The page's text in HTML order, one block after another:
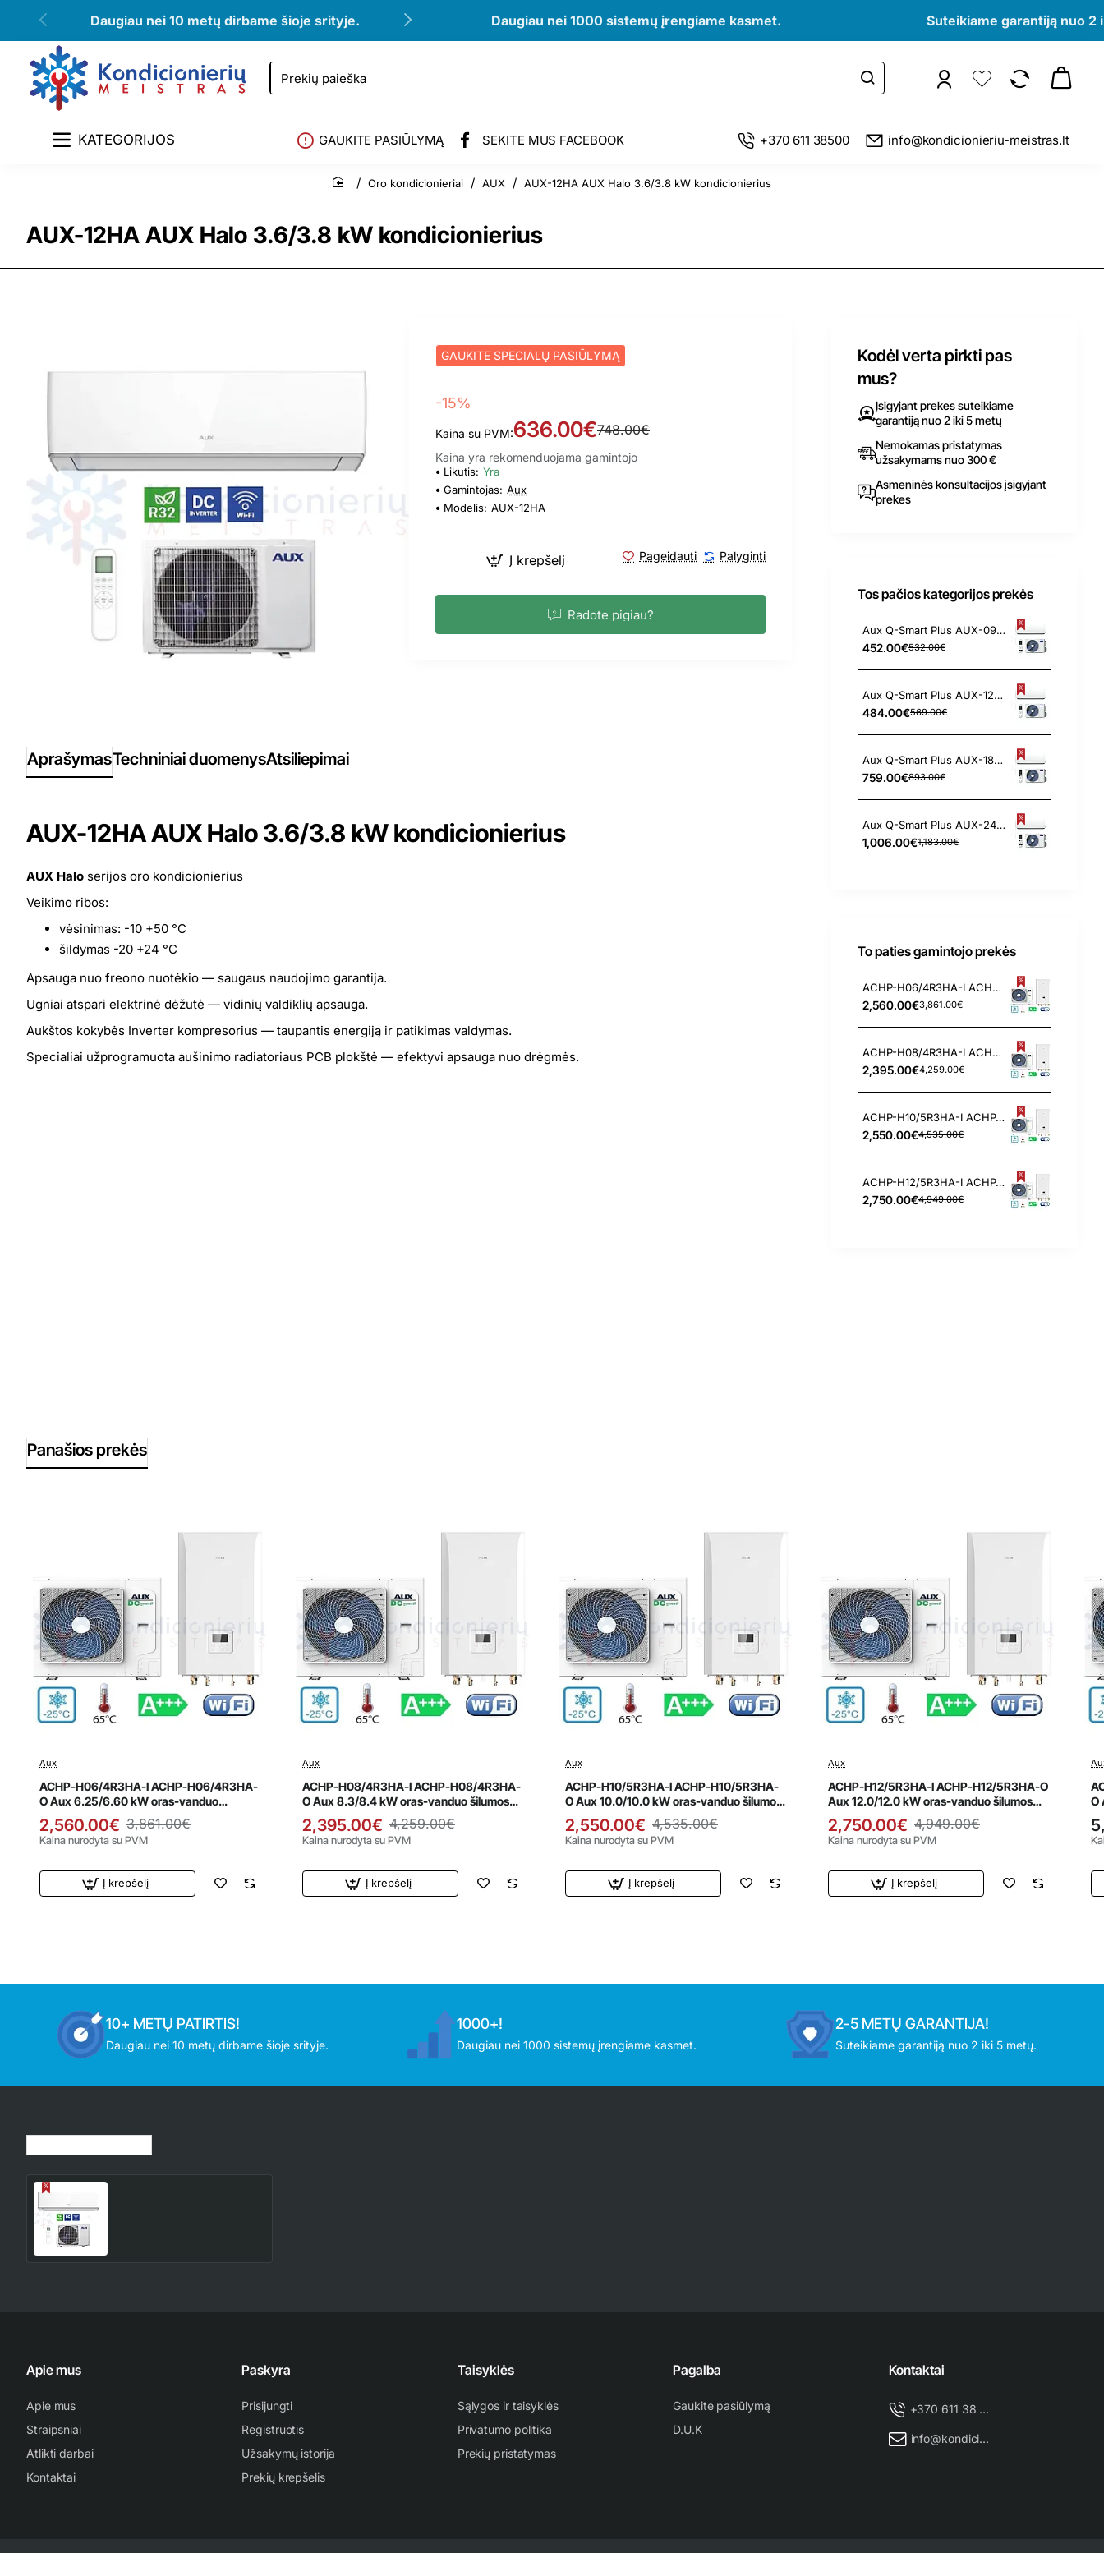
Daugiau nei 10 metų dirbame šioje srityje. Daugiau nei 1000 sistemų įrengiame kasmet. Suteikiame garantiją nuo 2
Prekių
paieška
KATEGORIJOS GAUKITE PASIŪLYMĄ SEKITE MUS FACEBOOK +370 611 38500 info@kondicionieriu-meistras.lt
AUX-12HA AUX Halo 3.6/3.8 kW kondicionierius
home
Oro kondicionieriai AUX AUX-12HA AUX Halo 3.6/3.8 kW kondicionierius
GAUKITE SPECIALŲ PASIŪLYMĄ
-15%
Kaina su PVM:636.00€748.00€
Kaina yra rekomenduojama gamintojo
Likutis: Yra
Gamintojas: Aux
Modelis: AUX-12HA
Į krepšelį
Radote pigiau?
Pageidauti Palyginti
AprašymasTechniniai duomenysAtsiliepimai
AUX-12HA AUX Halo 3.6/3.8 kW kondicionierius
AUX Halo serijos oro kondicionierius
Veikimo ribos:
vėsinimas: -10 +50 °C
šildymas -20 +24 °C
Apsauga nuo freono nuotėkio — saugaus naudojimo garantija.
Ugniai atspari elektrinė dėžutė — vidinių valdiklių apsauga.
Aukštos kokybės Inverter kompresorius — taupantis energiją ir patikimas valdymas.
Specialiai užprogramuota aušinimo radiatoriaus PCB plokštė — efektyvi apsauga nuo drėgmės.
Kodėl verta pirkti pas
mus?
Įsigyjant prekes suteikiame
garantiją nuo 2 iki 5 metų
Nemokamas pristatymas
užsakymams nuo 300 €
Asmeninės konsultacijos įsigyjant
prekes
Tos pačios kategorijos prekės
Aux Q-Smart Plus AUX-09QC 2.7/3.0 kW kondicionierius
452.00€532.00€
Aux Q-Smart Plus AUX-12QC 3.5/3.8 kW kondicionierius
484.00€569.00€
Aux Q-Smart Plus AUX-18QC 5.4/5.6 kW kondicionierius
759.00€893.00€
Aux Q-Smart Plus AUX-24QC 6.7/7.2 kW kondicionierius
1,006.00€1,183.00€
To paties gamintojo prekės
ACHP-H06/4R3HA-I ACHP-H06/4R3HA-O Aux 6.25/6.60 kW oras-vanduo šilumos siurblys
2,560.00€3,861.00€
ACHP-H08/4R3HA-I ACHP-H08/4R3HA-O Aux 8.3/8.4 kW oras-vanduo šilumos siurblys
2,395.00€4,259.00€
ACHP-H10/5R3HA-I ACHP-H10/5R3HA-O Aux 10.0/10.0 kW oras-vanduo šilumos siurblys
2,550.00€4,535.00€
ACHP-H12/5R3HA-I ACHP-H12/5R3HA-O Aux 12.0/12.0 kW oras-vanduo šilumos siurblys
2,750.00€4,949.00€
Panašios prekės
Aux
ACHP-H06/4R3HA-I ACHP-H06/4R3HA-
O Aux 6.25/6.60 kW oras-vanduo
šilumos siurblys
2,560.00€ 3,861.00€
Kaina nurodyta su PVM
Į krepšelį
Aux
ACHP-H08/4R3HA-I ACHP-H08/4R3HA-
O Aux 8.3/8.4 kW oras-vanduo šilumos
siurblys
2,395.00€ 4,259.00€
Kaina nurodyta su PVM
Į krepšelį
Aux
ACHP-H10/5R3HA-I ACHP-H10/5R3HA-
O Aux 10.0/10.0 kW oras-vanduo šilumos
siurblys
2,550.00€ 4,535.00€
Kaina nurodyta su PVM
Į krepšelį
Aux
ACHP-H12/5R3HA-I ACHP-H12/5R3HA-O
Aux 12.0/12.0 kW oras-vanduo šilumos
siurblys
2,750.00€ 4,949.00€
Kaina nurodyta su PVM
Į krepšelį
O
10+ METŲ PATIRTIS!
Daugiau nei 10 metų dirbame šioje srityje.
1000+!
Daugiau nei 1000 sistemų įrengiame kasmet.
2-5 METŲ GARANTIJA!
Suteikiame garantiją nuo 2 iki 5 metų.
Apie mus
Apie mus
Straipsniai
Atlikti darbai
Kontaktai
Paskyra
Prisijungti
Registruotis
Užsakymų istorija
Prekių krepšelis
Taisyklės
Sąlygos ir taisyklės
Privatumo politika
Prekių pristatymas
Pagalba
Gaukite pasiūlymą
D.U.K
Kontaktai
+370 611 38 500
info@kondicionieriu-meistras.lt